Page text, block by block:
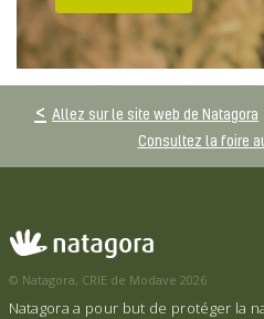
Allez sur le site web de Natagora
Consultez la foire
© Natagora, CRIE de Modave 2026
Natagora a pour but de protéger la